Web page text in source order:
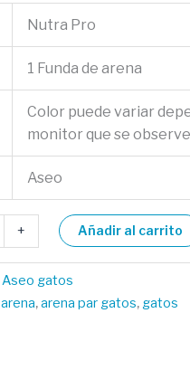
Nutra Pro
1 Funda de arena
Color puede variar
monitor que se
Aseo
+ Añadir al carrito
Aseo gatos
arena,arena par gatos, gatos